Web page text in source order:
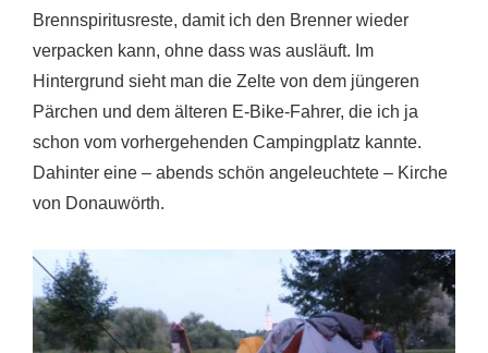
Brennspiritusreste, damit ich den Brenner wieder
verpacken kann, ohne dass was ausläuft. Im
Hintergrund sieht man die Zelte von dem jüngeren
Pärchen und dem älteren E-Bike-Fahrer, die ich ja
schon vom vorhergehenden Campingplatz kannte.
Dahinter eine – abends schön angeleuchtete – Kirche
von Donauwörth.